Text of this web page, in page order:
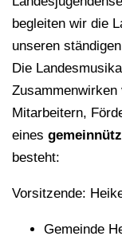
begleiten wir die
unseren
Die
Zusammenwirken
Mitarbeitern,
eines
besteht:
Vorsitzende:
Gemeinde